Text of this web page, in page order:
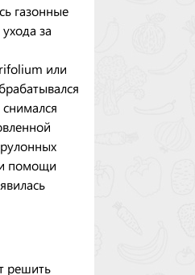
газонные
за
или
помощи
решить